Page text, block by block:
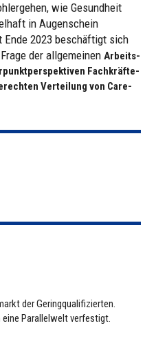
wie Gesund­heit
in Augen­schein
Ende 2023 beschäf­tigt sich
der all­ge­mei­nen Arbeits­
Fach­kräf­te­
Ver­tei­lung von Care-
der Gering­qua­li­fi­zier­ten.
Par­al­lel­welt ver­fes­tigt.